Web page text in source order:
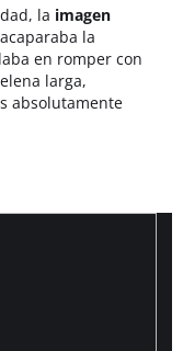
la imagen
la
en romper con
larga,
absolutamente